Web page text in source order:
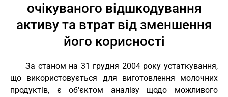
очікуваного відшкодування
активу та втрат від зменшення
його корисності
За станом на 31 грудня 2004 року устаткування,
що використовується для виготовлення молочних
продуктів, є об'єктом аналізу щодо можливого